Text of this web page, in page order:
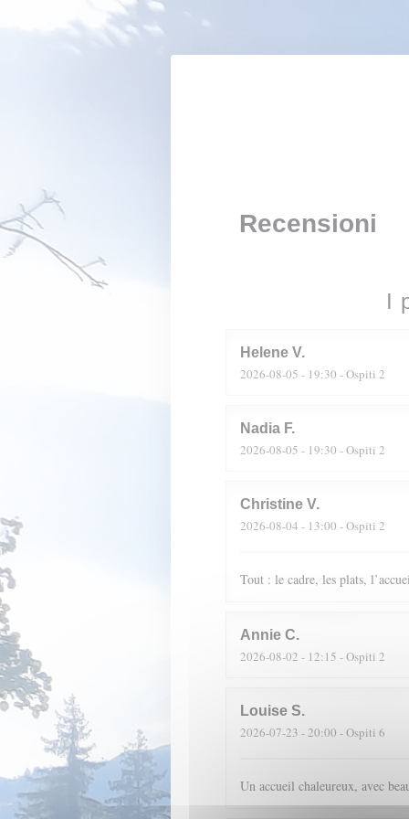
Personalizzazione delle tue scelte sui cookie
Recensioni
I
Helene V
2026-08-05 - 19:30 - Ospiti 2
Nadia F
2026-08-05 - 19:30 - Ospiti 2
Christine V
2026-08-04 - 13:00 - Ospiti 2
Tout : le cadre, les plats,
Annie C
2026-08-02 - 12:15 - Ospiti 2
Louise S
2026-07-23 - 20:00 - Ospiti 6
Un accueil chaleureux, avec